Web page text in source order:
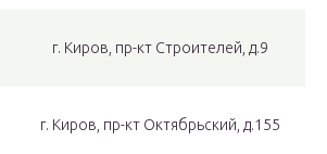
г. Киров, пр-кт Строителей, д.9
г. Киров, пр-кт Октябрьский, д.155